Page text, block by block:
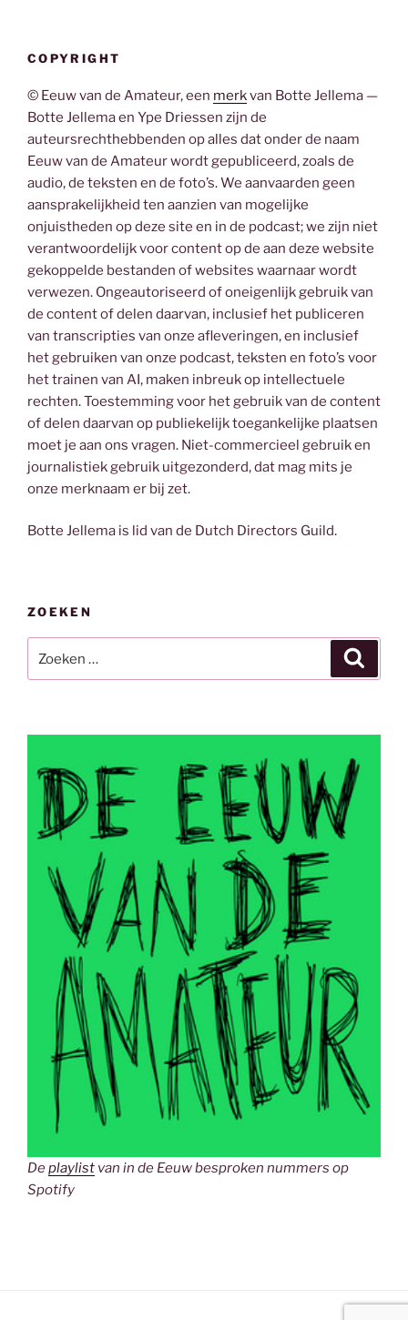
COPYRIGHT
© Eeuw van de Amateur, een merkvan Botte Jellema —
Botte Jellema en Ype Driessen zijn de
auteursrechthebbenden op alles dat onder de naam
Eeuw van de Amateur wordt gepubliceerd, zoals de
audio, de teksten en de foto’s. We aanvaarden geen
aansprakelijkheid ten aanzien van mogelijke
onjuistheden op deze site en in de podcast; we zijn niet
verantwoordelijk voor content op de aan deze website
gekoppelde bestanden of websites waarnaar wordt
verwezen. Ongeautoriseerd of oneigenlijk gebruik van
de content of delen daarvan, inclusief het publiceren
van transcripties van onze afleveringen, en inclusief
het gebruiken van onze podcast, teksten en foto’s voor
het trainen van AI, maken inbreuk op intellectuele
rechten. Toestemming voor het gebruik van de content
of delen daarvan op publiekelijk toegankelijke plaatsen
moet je aan ons vragen. Niet-commercieel gebruik en
journalistiek gebruik uitgezonderd, dat mag mits je
onze merknaam er bij zet.
Botte Jellema is lid van de Dutch Directors Guild.
ZOEKEN
naar:
Deplaylist van in de Eeuw besproken nummers op
Spotify